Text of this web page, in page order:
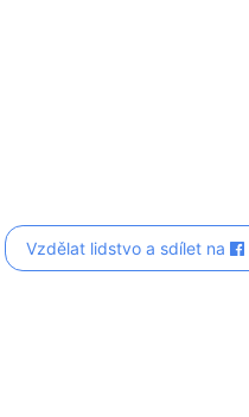
Vzdělat lidstvo a sdílet na